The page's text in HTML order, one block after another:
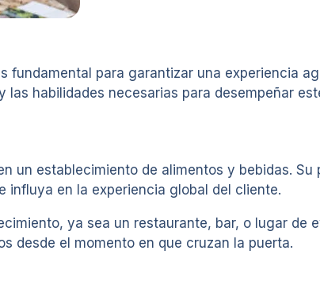
fundamental para garantizar una experiencia
habilidades necesarias para desempeñar
un establecimiento de alimentos y bebidas. Su
influya en la experiencia global del cliente.
ya sea un restaurante, bar, o lugar de
desde el momento en que cruzan la puerta.